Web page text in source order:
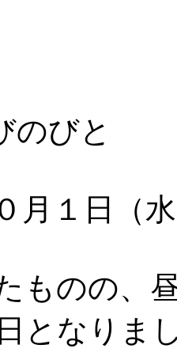
のびと
月１日（
ものの、
となりま